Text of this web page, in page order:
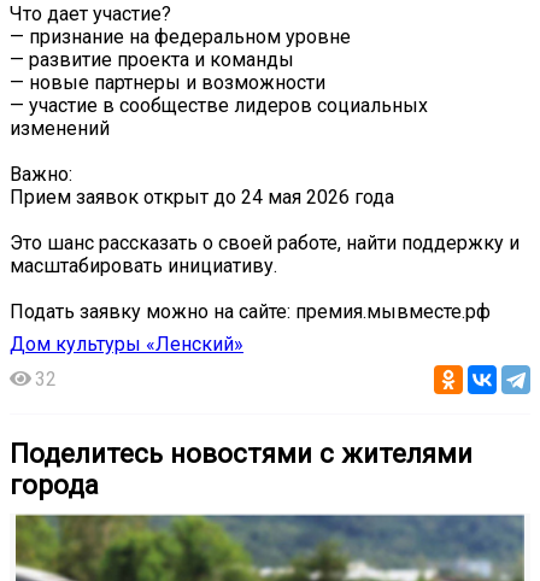
Что дает участие?
— признание на федеральном уровне
— развитие проекта и команды
— новые партнеры и возможности
— участие в сообществе лидеров социальных
изменений
Важно:
Прием заявок открыт до 24 мая 2026 года
Это шанс рассказать о своей работе, найти поддержку и
масштабировать инициативу.
Подать заявку можно на сайте: премия.мывместе.рф
Дом культуры «Ленский»
32
Поделитесь новостями с жителями
города